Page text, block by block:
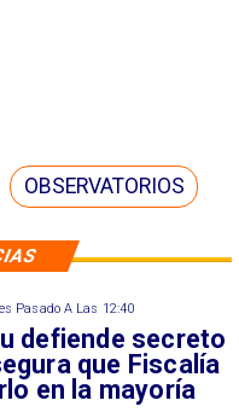
Pasado A Las 12:40
defiende secreto
que Fiscalía
en la mayoría
OBSERVATORIOS